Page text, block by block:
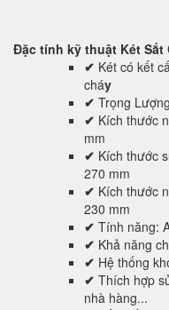
Đặc tính kỹ thuật Két Sắt
✔ Két có kết
cháy
✔ Trọng
✔ Kích thước
mm
✔ Kích thước
270 mm
✔ Kích thước
230 mm
✔ Tính năng:
✔ Khả năng
✔ Hệ thống
✔ Thích hợp
nhà hàng...